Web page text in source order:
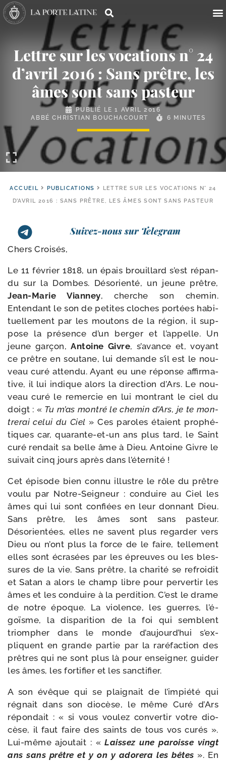
Lettre sur les vocations n° 24
d’avril 2016 : Sans prêtre, les
âmes sont sans pasteur
PUBLIÉ LE1 AVRIL 2016
ABBÉ CHRISTIAN BOUCHACOURT
6 MINUTES
ACCUEIL PUBLICATIONS
LETTRE SUR LES VOCATIONS N° 24
D’AVRIL 2016 : SANS PRÊTRE, LES ÂMES SONT SANS PASTEUR
Suivez-nous sur Telegram
Chers Croisés,
Le 11 février 1818, un épais brouillard s’est répan­
du sur la Dombes. Désorienté, un jeune prêtre,
Jean-​Marie Vianney, cherche son che­min.
Entendant le son de petites cloches por­tées habi­
tuel­le­ment par les mou­tons de la région, il sup­
pose la pré­sence d’un ber­ger et l’ap­pelle. Un
jeune gar­çon, Antoine Givre, s’a­vance et, voyant
ce prêtre en sou­tane, lui demande s’il est le nou­
veau curé atten­du. Ayant eu une réponse affir­ma­
tive, il lui indique alors la direc­tion d’Ars. Le nou­
veau curé le remer­cie en lui mon­trant le ciel du
doigt : « Tu m’as mon­tré le che­min d’Ars, je te mon­
tre­rai celui du Ciel » Ces paroles étaient pro­phé­
tiques car, quarante-​et-​un ans plus tard, le Saint
curé ren­dait sa belle âme à Dieu. Antoine Givre le
sui­vait cinq jours après dans l’éternité !
Cet épi­sode bien connu illustre le rôle du prêtre
vou­lu par Notre-​Seigneur : conduire au Ciel les
âmes qui lui sont confiées en leur don­nant Dieu.
Sans prêtre, les âmes sont sans pas­teur.
Désorientées, elles ne savent plus regar­der vers
Dieu ou n’ont plus la force de le faire, tel­le­ment
elles sont écra­sées par les épreuves ou les bles­
sures de la vie. Sans prêtre, la cha­ri­té se refroi­dit
et Satan a alors le champ libre pour per­ver­tir les
âmes et les conduire à la per­di­tion. C’est le drame
de notre époque. La vio­lence, les guerres, l’é­
goïsme, la dis­pa­ri­tion de la foi qui semblent
triom­pher dans le monde d’au­jourd’­hui s’ex­
pliquent en grande par­tie par la raré­fac­tion des
prêtres qui ne sont plus là pour ensei­gner, gui­der
les âmes, les for­ti­fier et les sanctifier.
A son évêque qui se plai­gnait de l’im­pié­té qui
régnait dans son dio­cèse, le même Curé d’Ars
répon­dait : « si vous vou­lez conver­tir votre dio­
cèse, il faut faire des saints de tous vos curés ».
Lui-​même ajou­tait : «Laissez une paroisse vingt
ans sans prêtre et y on y ado­re­ra les bêtes ». En